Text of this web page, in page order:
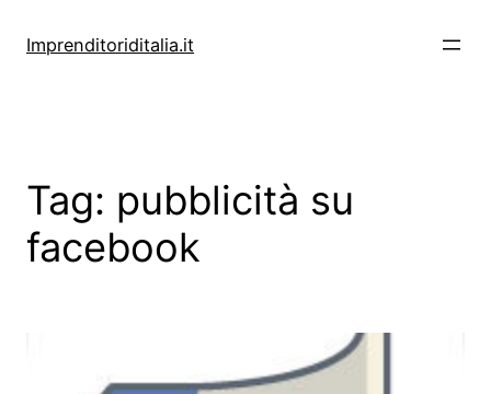
Imprenditoriditalia.it
Tag: pubblicità su
facebook